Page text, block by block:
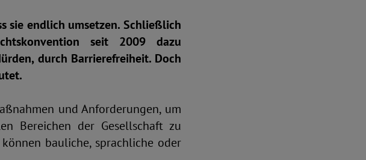
sie endlich umsetzen. Schließlich
seit 2009 dazu
durch Barrierefreiheit. Doch
und Anforderungen, um
Bereichen der Gesellschaft zu
bauliche, sprachliche oder